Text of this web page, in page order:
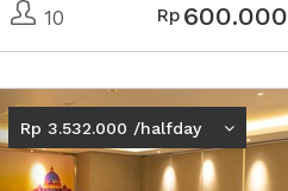
10 Rp 600.000
Previous
Rp 3.532.000 /halfday